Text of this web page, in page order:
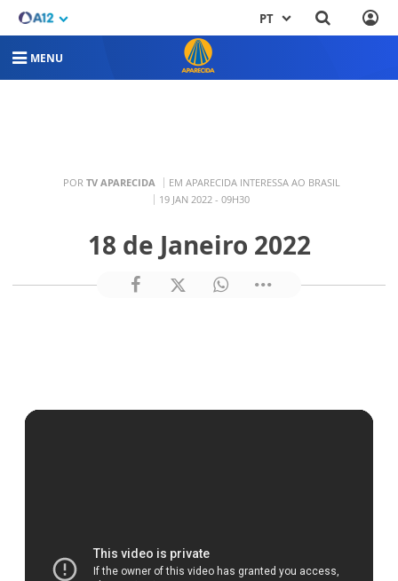
PT
MENU
POR TV APARECIDA
EM APARECIDA INTERESSA AO BRASIL
19 JAN 2022 - 09H30
18 de Janeiro 2022